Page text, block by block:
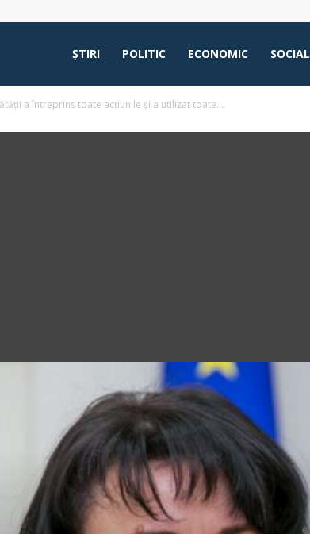
ŞTIRI POLITIC ECONOMIC SOCIAL
a întreprins toate acțiunile și a utilizat toate...